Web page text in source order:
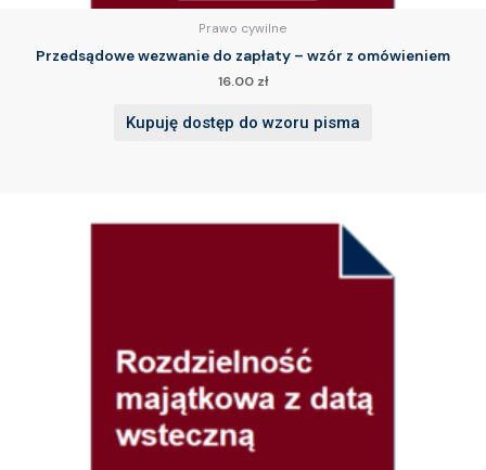
Prawo cywilne
Przedsądowe wezwanie do zapłaty – wzór z omówieniem
16.00 zł
Kupuję dostęp do wzoru pisma